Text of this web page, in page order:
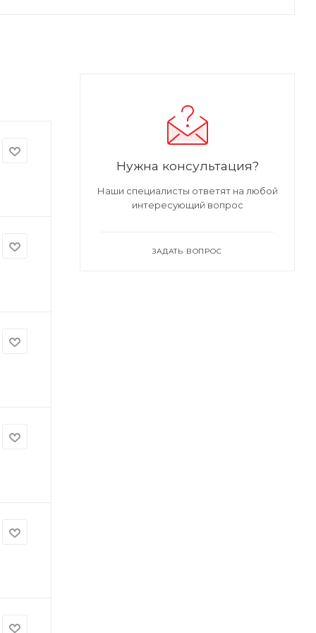
Нужна консультация?
Наши специалисты ответят на любой
интересующий вопрос
ЗАДАТЬ ВОПРОС